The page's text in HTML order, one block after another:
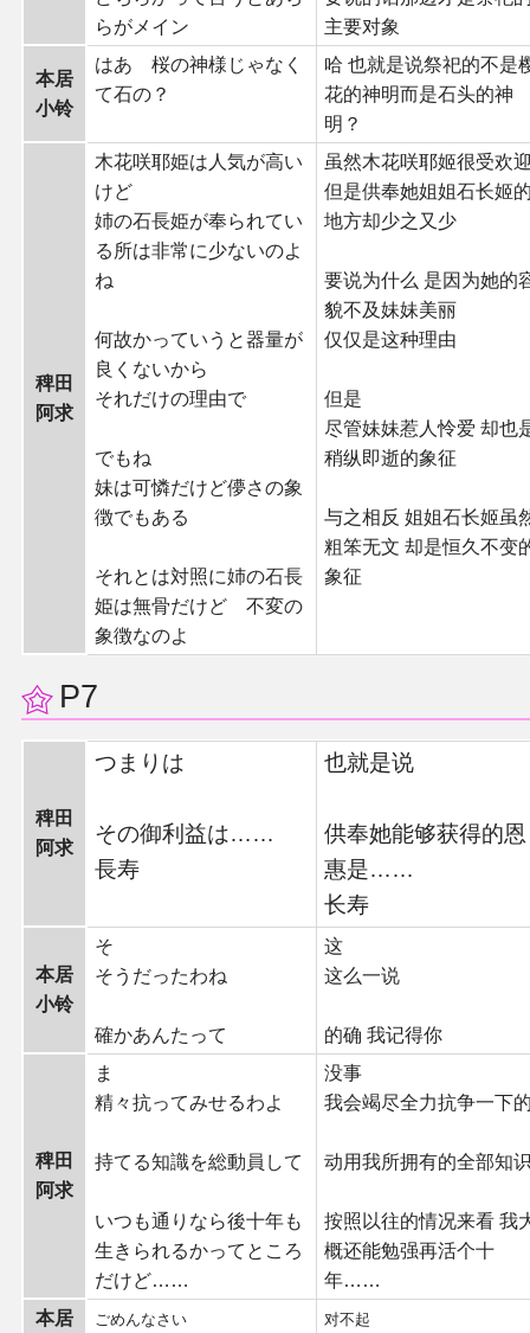
らがメイン
主要对象
本居
小铃
はあ 桜の神様じゃなく
て石の？
哈 也就是说祭祀的不是
花的神明而是石头的神
明？
稗田
阿求
木花咲耶姫は人気が高い
けど
姉の石長姫が奉られてい
る所は非常に少ないのよ
ね
何故かっていうと器量が
良くないから
それだけの理由で
でもね
妹は可憐だけど儚さの象
徴でもある
それとは対照に姉の石長
姫は無骨だけど 不変の
象徴なのよ
虽然木花咲耶姬很受欢
但是供奉她姐姐石长姬
地方却少之又少
要说为什么 是因为她的
貌不及妹妹美丽
仅仅是这种理由
但是
尽管妹妹惹人怜爱 却也
稍纵即逝的象征
与之相反 姐姐石长姬虽
粗笨无文 却是恒久不变
象征
P7
稗田
阿求
つまりは
その御利益は……
長寿
也就是说
供奉她能够获得的恩
惠是……
长寿
本居
小铃
そ
そうだったわね
確かあんたって
这
这么一说
的确 我记得你
稗田
阿求
ま
精々抗ってみせるわよ
持てる知識を総動員して
いつも通りなら後十年も
生きられるかってところ
だけど……
没事
我会竭尽全力抗争一下
动用我所拥有的全部知
按照以往的情况来看 我
概还能勉强再活个十
年……
本居
ごめんなさい 对不起